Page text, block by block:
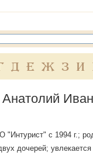
Д Е Ж З И
"Интурист" с 1994 г.;
дочерей;